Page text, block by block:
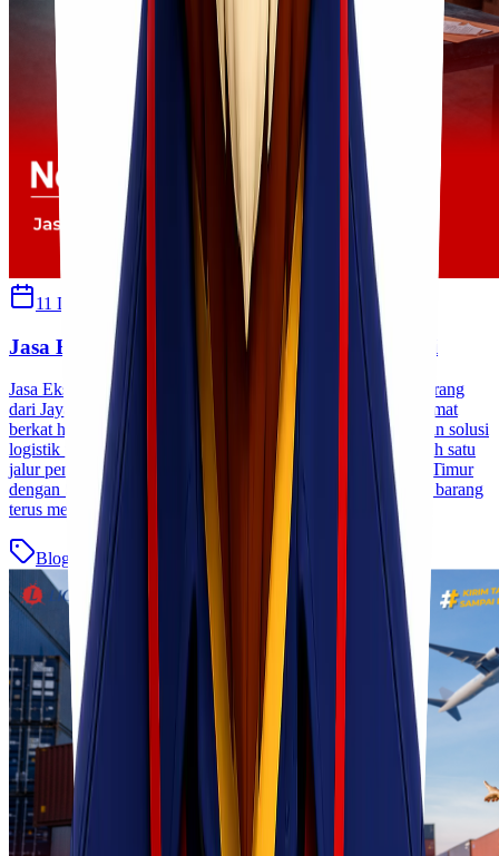
11 Desember 2025 Sherly
Jasa Ekspedisi Murah Rute Jayapura Kendari
Jasa Ekspedisi Murah Rute Jayapura Kendari Pengiriman barang
dari Jayapura ke Kendari kini semakin mudah, cepat, dan hemat
berkat hadirnya berbagai layanan ekspedisi yang menawarkan solusi
logistik terpercaya. Rute Jayapura – Kendari merupakan salah satu
jalur penting antar pulau yang menghubungkan Kalimantan Timur
dengan Sulawesi Tenggara, sehingga kebutuhan pengiriman barang
terus meningkat setiap tahun. [&hellip;]
Blog Baca Selengkapnya